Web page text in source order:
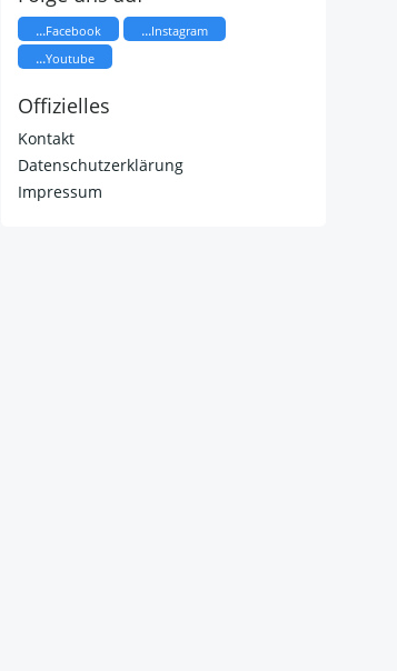
...Facebook ...Instagram
...Youtube
Offizielles
Kontakt
Datenschutzerklärung
Impressum